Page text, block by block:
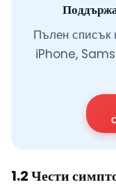
Пълен списък
iPhone,
1.2 Чести